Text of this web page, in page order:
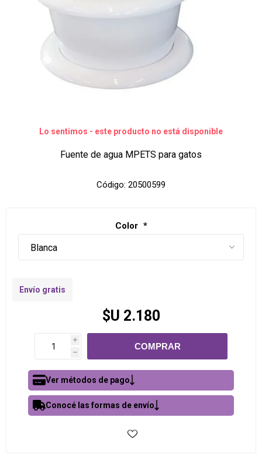
Lo sentimos - este producto no está disponible
Fuente de agua MPETS para gatos
Código: 20500599
Color *
Envío gratis
$U 2.180
i
h
Ver métodos de pago
Conocé las formas de envío